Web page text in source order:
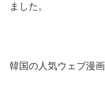
ました。
韓国の人気ウェブ漫